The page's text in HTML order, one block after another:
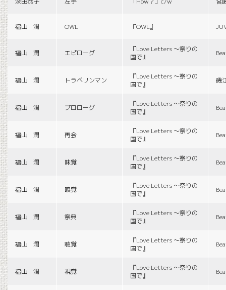
福山 潤 OWL 『OWL』
福山 潤 エピローグ
『Love Letters 〜祭りの
国で』
福山 潤 トラベリンマン
『Love Letters 〜祭りの
国で』
磯
福山 潤 プロローグ
『Love Letters 〜祭りの
国で』
福山 潤 再会
『Love Letters 〜祭りの
国で』
福山 潤 味覚
『Love Letters 〜祭りの
国で』
福山 潤 嗅覚
『Love Letters 〜祭りの
国で』
福山 潤 祭典
『Love Letters 〜祭りの
国で』
福山 潤 聴覚
『Love Letters 〜祭りの
国で』
福山 潤 視覚
『Love Letters 〜祭りの
国で』